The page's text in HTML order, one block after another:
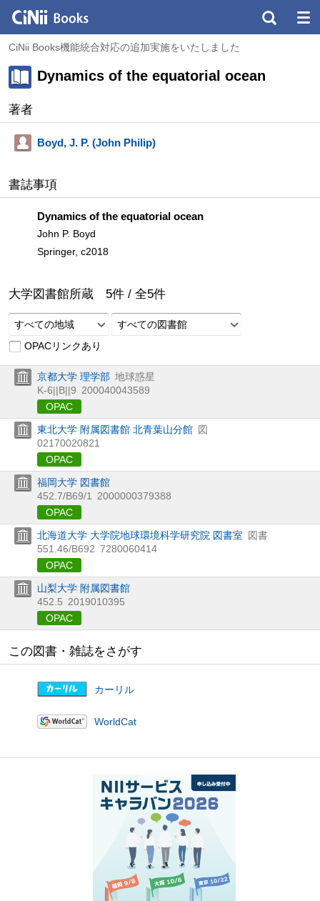
CiNii Books機能統合対応の追加実施をいたしました
Dynamics of the equatorial ocean
著者
Boyd, J. P. (John Philip)
書誌事項
Dynamics of the equatorial ocean
John P. Boyd
Springer, c2018
大学図書館所蔵 5件 / 全5件
すべての地域
すべての図書館
OPACリンクあり
京都大学 理学部 地球惑星
K-6||B||9 200040043589
OPAC
東北大学 附属図書館 北青葉山分館 図
02170020821
OPAC
福岡大学 図書館
452.7/B69/1
2000000379388
OPAC
北海道大学 大学院地球環境科学研究院 図書室
図書
551.46/B692 7280060414
OPAC
山梨大学 附属図書館
452.5 2019010395
OPAC
この図書・雑誌をさがす
カーリル
WorldCat